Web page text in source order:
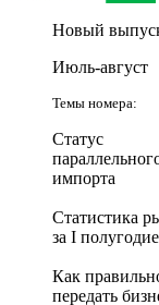
Новый
Июль-август
Темы номера:
Статус
импорта
Статистика
за I полугодие
Как
передать